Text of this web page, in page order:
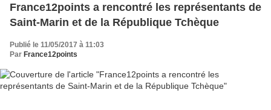
France12points a rencontré les représentants de
Saint-Marin et de la République Tchèque
Publié le 11/05/2017 à 11:03
Par France12points